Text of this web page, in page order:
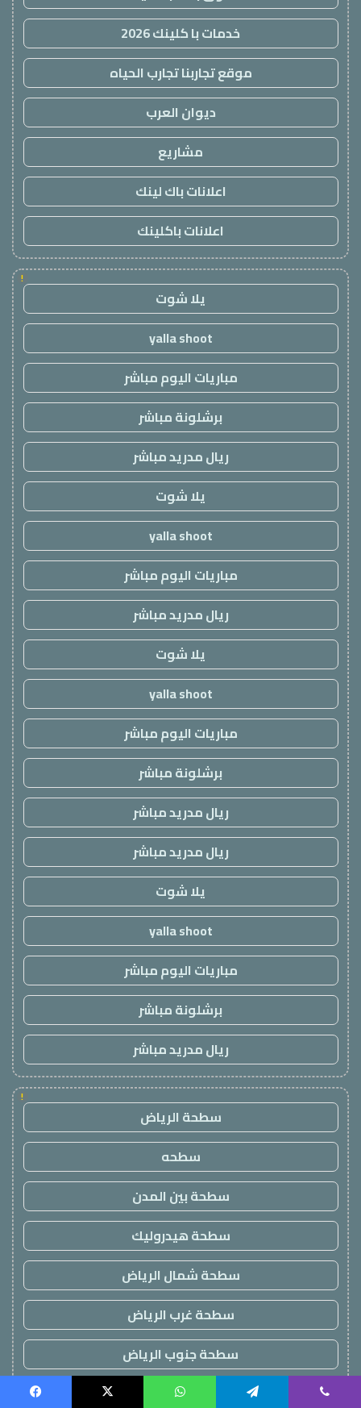
خدمات با كلينك 2026
موقع تجاربنا تجارب الحياه
ديوان العرب
مشاريع
اعلانات باك لينك
اعلانات باكلينك
!
يلا شوت
yalla shoot
مباريات اليوم مباشر
برشلونة مباشر
ريال مدريد مباشر
يلا شوت
yalla shoot
مباريات اليوم مباشر
ريال مدريد مباشر
يلا شوت
yalla shoot
مباريات اليوم مباشر
برشلونة مباشر
ريال مدريد مباشر
ريال مدريد مباشر
يلا شوت
yalla shoot
مباريات اليوم مباشر
برشلونة مباشر
ريال مدريد مباشر
!
سطحة الرياض
سطحه
سطحة بين المدن
سطحة هيدروليك
سطحة شمال الرياض
سطحة غرب الرياض
سطحة جنوب الرياض
اقرب سطحة